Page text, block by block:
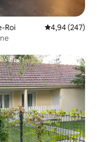
Roi Keskmine
4,94 (247)